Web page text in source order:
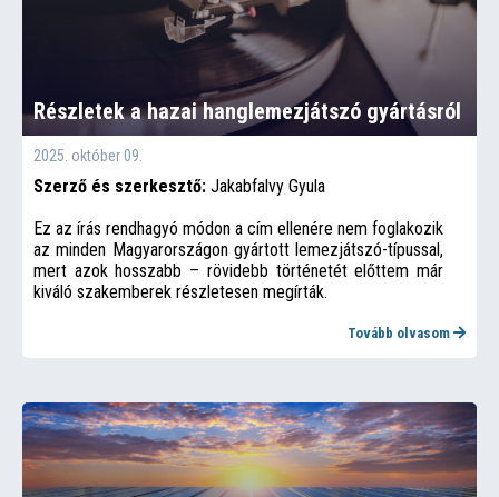
Részletek a hazai hanglemezjátszó gyártásról
2025. október 09.
Szerző és szerkesztő: Jakabfalvy Gyula
Ez az írás rendhagyó módon a cím ellenére nem foglakozik
az minden Magyarországon gyártott lemezjátszó-típussal,
mert azok hosszabb – rövidebb történetét előttem már
kiváló szakemberek részletesen megírták.
Tovább olvasom